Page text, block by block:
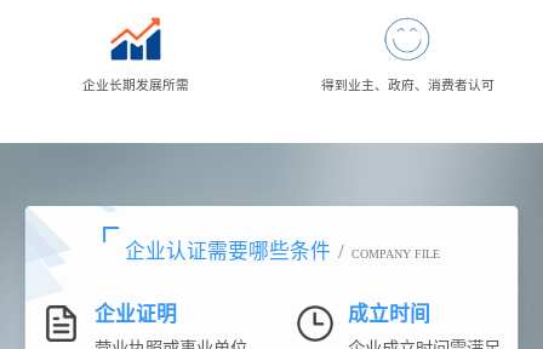
企业长期发展所需 得到业主、政府、消费者认可
企业认证需要哪些条件 / COMPANY FILE
企业证明 成立时间